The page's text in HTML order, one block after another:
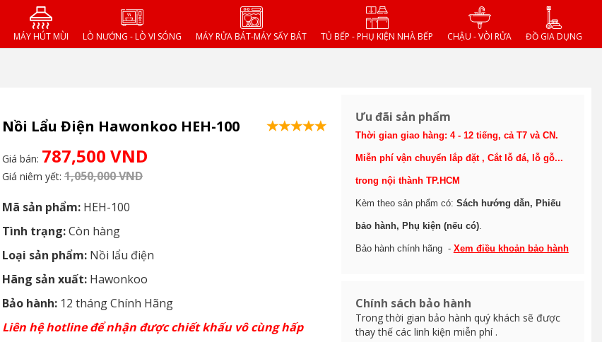
MÁY HÚT MÙI LÒ NƯỚNG - LÒ VI SÓNG MÁY RỬA BÁT-MÁY SẤY BÁT TỦ BẾP - PHỤ KIỆN NHÀ BẾP CHẬU - VÒI RỬA ĐỒ GIA DỤNG
Nồi Lẩu Điện Hawonkoo HEH-100
Giá bán: 787,500 VND
Giá niêm yết: 1,050,000 VND
Mã sản phẩm:HEH-100
Tình trạng:Còn hàng
Loại sản phẩm:Nồi lẩu điện
Hãng sản xuất: Hawonkoo
Bảo hành:12 tháng Chính Hãng
Liên hệ hotline để nhận được chiết khấu vô cùng hấp
Ưu đãi sản phẩm
Thời gian giao hàng: 4 - 12 tiếng, cả T7 và CN.
Miễn phí vận chuyển lắp đặt , Cắt lỗ đá, lỗ gỗ...
trong nội thành TP.HCM
Kèm theo sản phẩm có: Sách hướng dẫn, Phiếu
bảo hành, Phụ kiện (nếu có).
Bảo hành chính hãng - Xem điều khoản bảo hành
Chính sách bảo hành
Trong thời gian bảo hành quý khách sẽ được
thay thế các linh kiện miễn phí .